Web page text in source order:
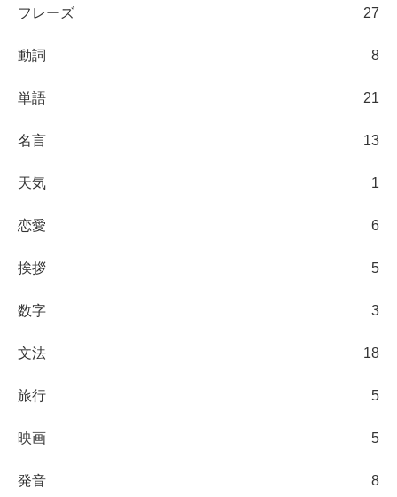
フレーズ 27
動詞 8
単語 21
名言 13
天気 1
恋愛 6
挨拶 5
数字 3
文法 18
旅行 5
映画 5
発音 8